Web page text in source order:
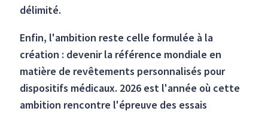
délimité.
Enfin, l'ambition reste celle formulée à la
création : devenir la référence mondiale en
matière de revêtements personnalisés pour
dispositifs médicaux. 2026 est l'année où cette
ambition rencontre l'épreuve des essais